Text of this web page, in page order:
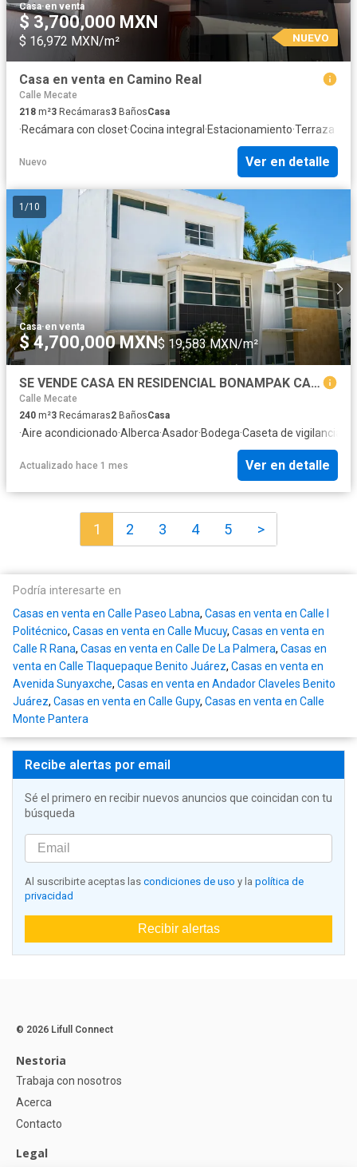
Casa·en venta
$ 3,700,000 MXN
$ 16,972 MXN/m² NUEVO
Casa en venta en Camino Real
Calle Mecate
218 m²3 Recámaras3 BañosCasa
·Recámara con closet·Cocina integral ·Estacionamiento·Terraza
Nuevo Ver en detalle
1 /10
Casa·en venta
$ 4,700,000 MXN$ 19,583 MXN/m²
SE VENDE CASA EN RESIDENCIAL BONAMPAK CANCUN
Calle Mecate
240 m²3 Recámaras2 BañosCasa
·Aire acondicionado·Alberca·Asador·Bodega·Caseta de vigilancia
Actualizado hace 1 mes Ver en detalle
1 2 3 4 5 >
Podría interesarte en
Casas en venta en Calle Paseo Labna, Casas en venta en Calle I
Politécnico, Casas en venta en Calle Mucuy, Casas en venta en
Calle R Rana, Casas en venta en Calle De La Palmera, Casas en
venta en Calle Tlaquepaque Benito Juárez, Casas en venta en
Avenida Sunyaxche, Casas en venta en Andador Claveles Benito
Juárez, Casas en venta en Calle Gupy, Casas en venta en Calle
Monte Pantera
Recibe alertas por email
Sé el primero en recibir nuevos anuncios que coincidan con tu
búsqueda
Al suscribirte aceptas las condiciones de uso y la política de
privacidad
Recibir alertas
© 2026 Lifull Connect
Nestoria
Trabaja con nosotros
Acerca
Contacto
Legal